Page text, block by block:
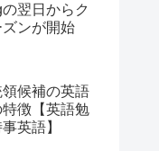
翌日からク
ンが開始
候補の英語
徴【英語勉
英語】